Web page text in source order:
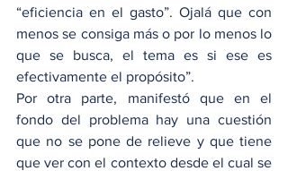
“eficiencia en el gasto”. Ojalá que con
menos se consiga más o por lo menos lo
que se busca, el tema es si ese es
efectivamente el propósito”.
Por otra parte, manifestó que en el
fondo del problema hay una cuestión
que no se pone de relieve y que tiene
que ver con el contexto desde el cual se